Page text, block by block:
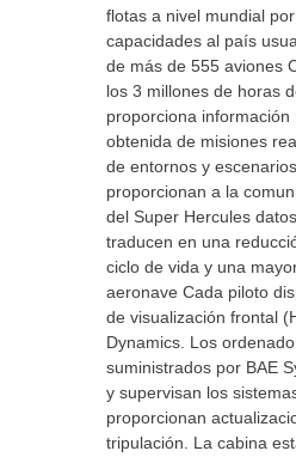
flotas a nivel mundial
capacidades al país
de más de 555 aviones
los 3 millones de horas
proporciona información
obtenida de misiones
de entornos y
proporcionan a la
del Super Hercules
traducen en una
ciclo de vida y una
aeronave Cada piloto
de visualización frontal
Dynamics. Los
suministrados por BAE
y supervisan los
proporcionan
tripulación. La cabina